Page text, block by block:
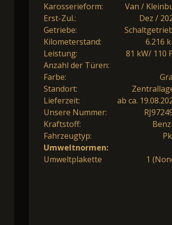
Karosserieform:
Van /
Erst-Zul.:
Dez /
Getriebe:
Kilometerstand:
6.216
Leistung:
81 kW/ 110
Anzahl der Türen:
Farbe:
Standort:
Lieferzeit:
ab ca.
Unsere Nummer:
Kraftstoff:
Fahrzeugtyp:
Umweltnormen:
Umweltplakette
1